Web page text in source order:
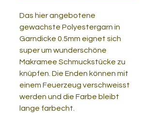
Das hier angebotene
gewachste Polyestergarn in
Garndicke 0.5mm eignet sich
super um wunderschöne
Makramee Schmuckstücke zu
knüpfen. Die Enden können mit
einem Feuerzeug verschweisst
werden und die Farbe bleibt
lange farbecht.